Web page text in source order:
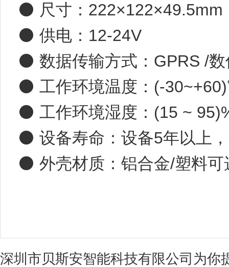
⚫ 尺寸：222×122×49.5mm
⚫ 供电：12-24V
⚫ 数据传输方式：GPRS /
⚫ 工作环境温度：(-
⚫ 工作环境湿度：(15 ~
⚫ 设备寿命：设备5年以上
⚫ 外壳材质：铝合金/塑料可
深圳市贝斯安智能科技有限公司为